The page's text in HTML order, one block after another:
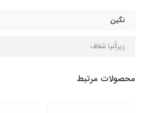
نگین
زیرکُنیا شفاف
محصولات مرتبط